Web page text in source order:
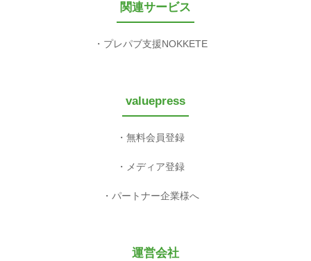
関連サービス
プレパブ支援NOKKETE
valuepress
無料会員登録
メディア登録
パートナー企業様へ
運営会社